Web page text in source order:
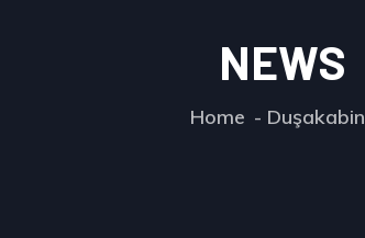
NEWS
Home Duşakabin